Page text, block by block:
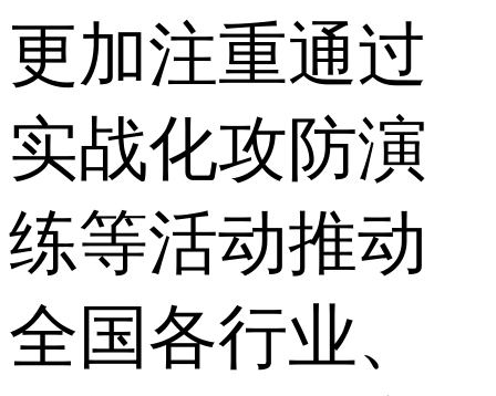
更加注重通过
实战化攻防演
练等活动推动
全国各行业、